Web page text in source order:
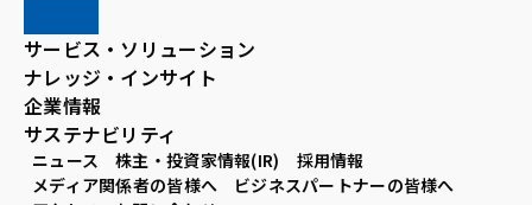
サービス・ソリューション
ナレッジ・インサイト
企業情報
サステナビリティ
ニュース 株主・投資家情報(IR)
採用情報
メディア関係者の皆様へ
ビジネスパートナーの皆様へ